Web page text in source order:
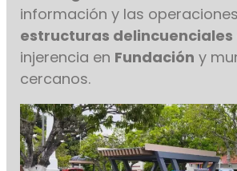
información y las
estructuras delincuenciales
injerencia en Fundación y
cercanos.